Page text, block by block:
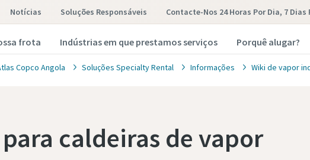
Notícias Soluções Responsáveis Contacte-Nos 24 Horas Por Dia, 7 Dias
frota Indústrias em que prestamos serviços Porquê alugar?
Copco Angola Soluções Specialty Rental Informações Wiki de vapor
caldeiras de vapor